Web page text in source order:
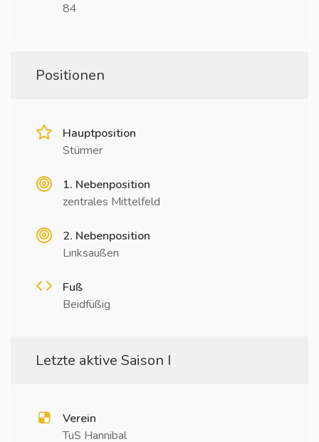
84
Positionen
Hauptposition
Stürmer
1. Nebenposition
zentrales Mittelfeld
2. Nebenposition
Linksaußen
Fuß
Beidfüßig
Letzte aktive Saison I
Verein
TuS Hannibal